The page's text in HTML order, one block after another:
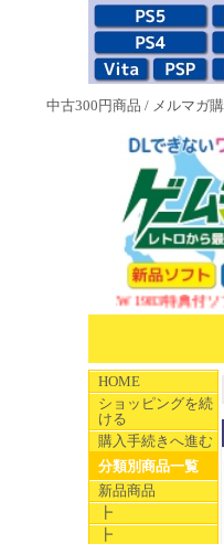
中古300円商品 / メルマガ
NEW 1983特典付ソフト
HOME
ショッピングを続
ける
購入手続きへ進む
分類別商品一覧
新品商品
┣
┣